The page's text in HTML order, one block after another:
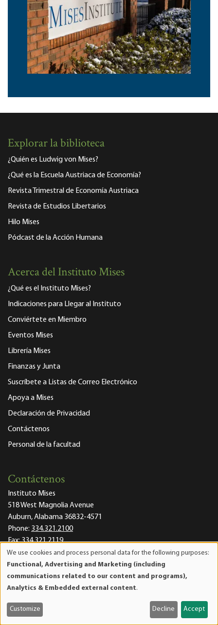
Explorar la biblioteca
¿Quién es Ludwig von Mises?
¿Qué es la Escuela Austriaca de Economía?
Revista Trimestral de Economía Austriaca
Revista de Estudios Libertarios
Hilo Mises
Pódcast de la Acción Humana
Acerca del Instituto Mises
¿Qué es el Instituto Mises?
Indicaciones para Llegar al Instituto
Conviértete en Miembro
Eventos Mises
Librería Mises
Finanzas y Junta
Suscríbete a Listas de Correo Electrónico
Apoya a Mises
Declaración de Privacidad
Contáctenos
Personal de la facultad
Contáctenos
Instituto Mises
518 West Magnolia Avenue
Auburn, Alabama 36832-4571
Phone: 334.321.2100
Fax:334.321.2119
Email Us
Join our Mailing List
and
cookies
We use cookies and process personal data for the following purposes:
Functional, Advertising and Marketing (including
communications related to our content and programs),
Analytics & Embedded external content.
Customize Decline Accept